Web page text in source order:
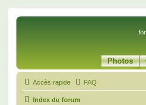
Photos
Accès rapide FAQ
Index du forum